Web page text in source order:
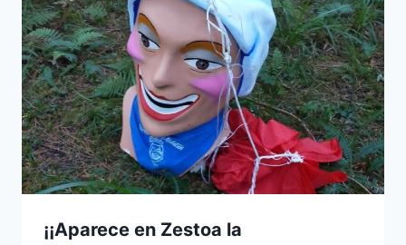
¡¡Aparece en Zestoa la